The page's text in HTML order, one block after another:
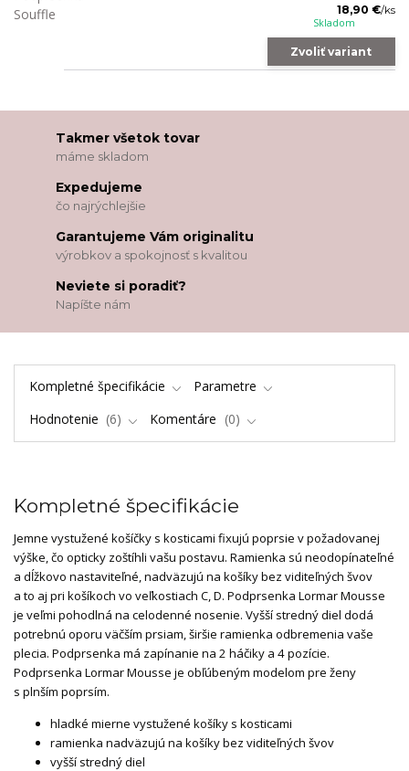
18,90 €/ks
Skladom
Zvoliť variant
Takmer všetok tovar
máme skladom
Expedujeme
čo najrýchlejšie
Garantujeme Vám originalitu
výrobkov a spokojnosť s kvalitou
Neviete si poradiť?
Napíšte nám
Kompletné špecifikácie
Parametre
Hodnotenie
6 Komentáre 0
Kompletné špecifikácie
Jemne vystužené košíčky s kosticami fixujú poprsie v požadovanej
výške, čo opticky zoštíhli vašu postavu. Ramienka sú neodopínateľné
a dĺžkovo nastaviteľné, nadväzujú na košíky bez viditeľných švov
a to aj pri košíkoch vo veľkostiach C, D. Podprsenka Lormar Mousse
je veľmi pohodlná na celodenné nosenie. Vyšší stredný diel dodá
potrebnú oporu väčším prsiam, širšie ramienka odbremenia vaše
plecia. Podprsenka má zapínanie na 2 háčiky a 4 pozície.
Podprsenka Lormar Mousse je obľúbeným modelom pre ženy
s plnším poprsím.
hladké mierne vystužené košíky s kosticami
ramienka nadväzujú na košíky bez viditeľných švov
vyšší stredný diel